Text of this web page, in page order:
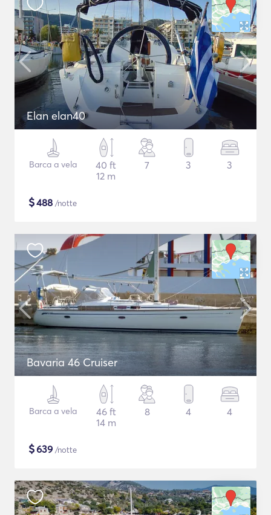
Elan elan40
Barca a vela
40 ft
12 m
7 3 3
$488 /notte
Bavaria 46 Cruiser
Barca a vela
46 ft
14 m
8 4 4
$639 /notte